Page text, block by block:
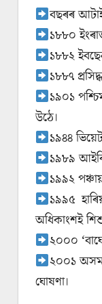
বছৰৰ
১৮৮০
১৮৮২
১৮৮৭
১৯০১
উঠে।
১৯৪৪
১৯৮৯
১৯৯২
১৯৯৫
অধিকাংশই
২০০০
২০০১
ঘোষণা।